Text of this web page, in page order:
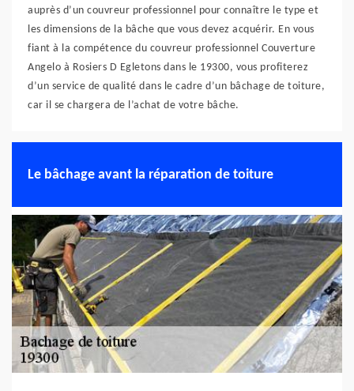
auprès d’un couvreur professionnel pour connaître le type et
les dimensions de la bâche que vous devez acquérir. En vous
fiant à la compétence du couvreur professionnel Couverture
Angelo à Rosiers D Egletons dans le 19300, vous profiterez
d’un service de qualité dans le cadre d’un bâchage de toiture,
car il se chargera de l’achat de votre bâche.
Le bâchage avant la réparation de toiture